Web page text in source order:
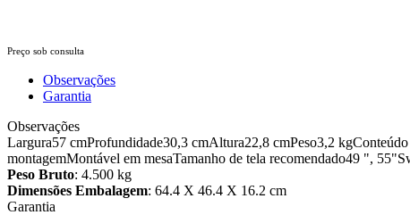
Preço sob consulta
Observações
Garantia
Observações
Largura57 cmProfundidade30,3 cmAltura22,8 cmPeso3,2
montagemMontável em mesaTamanho de tela recomendado49 ",
Peso Bruto: 4.500 kg
Dimensões Embalagem: 64.4 X 46.4 X 16.2 cm
Garantia